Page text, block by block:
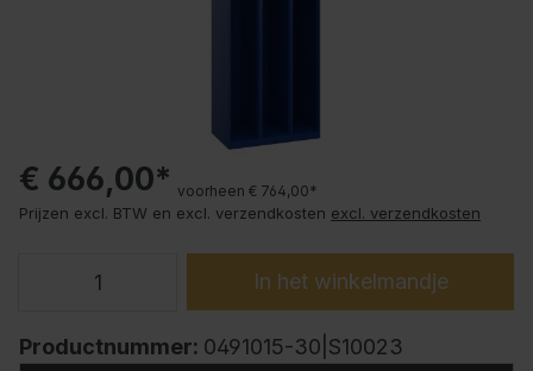
€ 666,00* voorheen € 764,00*
Prijzen excl. BTW en excl. verzendkosten excl. verzendkosten
In het winkelmandje
Productnummer: 0491015-30|S10023